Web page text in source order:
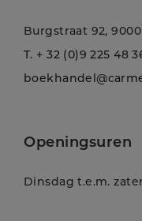
Burgstraat 92,
T. + 32 (0)9 225 48
Openingsuren
Dinsdag t.e.m.